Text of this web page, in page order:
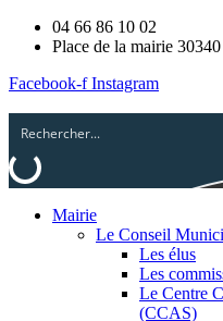
04 66 86 10 02
Place de la mairie
Facebook-f Instagram
Mairie
Le Conseil
Les élus
Les
Le Centre
(CCAS)